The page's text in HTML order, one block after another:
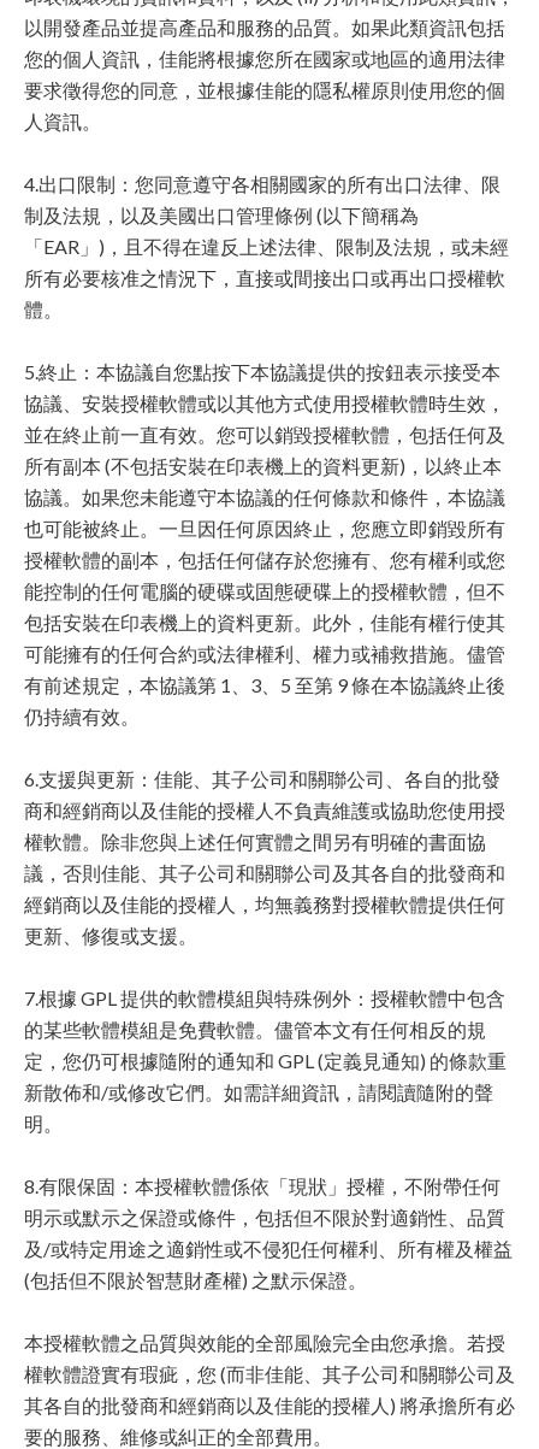
以開發產品並提高產品和服務的品質。如果此類資訊包括
您的個人資訊，佳能將根據您所在國家或地區的適用法律
要求徵得您的同意，並根據佳能的隱私權原則使用您的個
人資訊。
4.出口限制：您同意遵守各相關國家的所有出口法律、限
制及法規，以及美國出口管理條例 (以下簡稱為
「EAR」)，且不得在違反上述法律、限制及法規，或未經
所有必要核准之情況下，直接或間接出口或再出口授權軟
體。
5.終止：本協議自您點按下本協議提供的按鈕表示接受本
協議、安裝授權軟體或以其他方式使用授權軟體時生效，
並在終止前一直有效。您可以銷毀授權軟體，包括任何及
所有副本 (不包括安裝在印表機上的資料更新)，以終止本
協議。如果您未能遵守本協議的任何條款和條件，本協議
也可能被終止。一旦因任何原因終止，您應立即銷毀所有
授權軟體的副本，包括任何儲存於您擁有、您有權利或您
能控制的任何電腦的硬碟或固態硬碟上的授權軟體，但不
包括安裝在印表機上的資料更新。此外，佳能有權行使其
可能擁有的任何合約或法律權利、權力或補救措施。儘管
有前述規定，本協議第 1、3、5 至第 9 條在本協議終止後
仍持續有效。
6.支援與更新：佳能、其子公司和關聯公司、各自的批發
商和經銷商以及佳能的授權人不負責維護或協助您使用授
權軟體。除非您與上述任何實體之間另有明確的書面協
議，否則佳能、其子公司和關聯公司及其各自的批發商和
經銷商以及佳能的授權人，均無義務對授權軟體提供任何
更新、修復或支援。
7.根據 GPL 提供的軟體模組與特殊例外：授權軟體中包含
的某些軟體模組是免費軟體。儘管本文有任何相反的規
定，您仍可根據隨附的通知和 GPL (定義見通知) 的條款重
新散佈和/或修改它們。如需詳細資訊，請閱讀隨附的聲
明。
8.有限保固：本授權軟體係依「現狀」授權，不附帶任何
明示或默示之保證或條件，包括但不限於對適銷性、品質
及/或特定用途之適銷性或不侵犯任何權利、所有權及權益
(包括但不限於智慧財產權) 之默示保證。
本授權軟體之品質與效能的全部風險完全由您承擔。若授
權軟體證實有瑕疵，您 (而非佳能、其子公司和關聯公司及
其各自的批發商和經銷商以及佳能的授權人) 將承擔所有必
要的服務、維修或糾正的全部費用。